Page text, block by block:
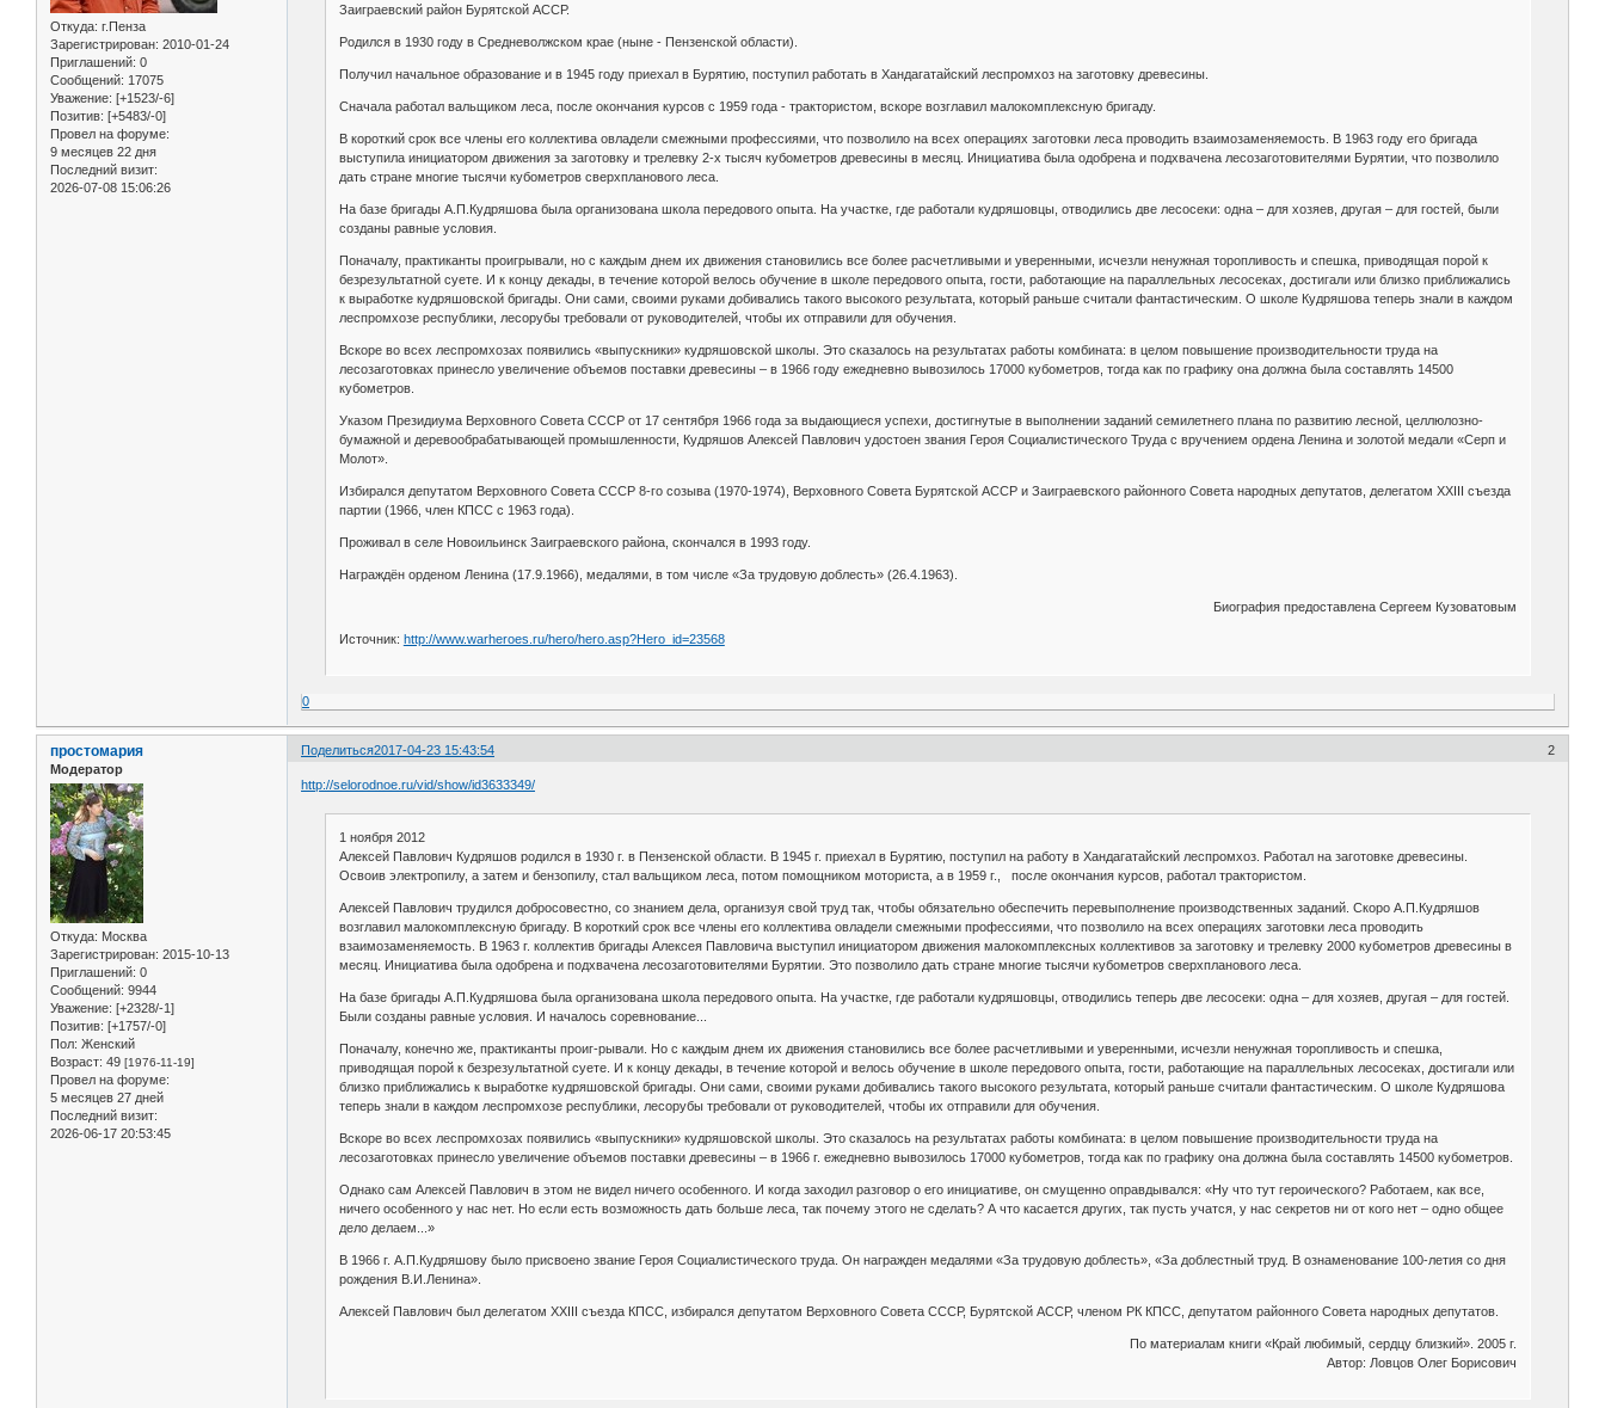
Откуда: г.Пенза
Зарегистрирован: 2010-01-24
Приглашений: 0
Сообщений: 17075
Уважение: [+1523/-6]
Позитив: [+5483/-0]
Провел на форуме:
9 месяцев 22 дня
Последний визит:
2026-07-08 15:06:26
Заиграевский район Бурятской АССР.
Родился в 1930 году в Средневолжском крае (ныне - Пензенской области).
Получил начальное образование и в 1945 году приехал в Бурятию, поступил работать в Хандагатайский леспромхоз на заготовку древесины.
Сначала работал вальщиком леса, после окончания курсов с 1959 года - трактористом, вскоре возглавил малокомплексную бригаду.
В короткий срок все члены его коллектива овладели смежными профессиями, что позволило на всех операциях заготовки леса проводить взаимозаменяемость. В 1963 году его бригада
выступила инициатором движения за заготовку и трелевку 2-х тысяч кубометров древесины в месяц. Инициатива была одобрена и подхвачена лесозаготовителями Бурятии, что позволило
дать стране многие тысячи кубометров сверхпланового леса.
На базе бригады А.П.Кудряшова была организована школа передового опыта. На участке, где работали кудряшовцы, отводились две лесосеки: одна – для хозяев, другая – для гостей, были
созданы равные условия.
Поначалу, практиканты проигрывали, но с каждым днем их движения становились все более расчетливыми и уверенными, исчезли ненужная торопливость и спешка, приводящая порой к
безрезультатной суете. И к концу декады, в течение которой велось обучение в школе передового опыта, гости, работающие на параллельных лесосеках, достигали или близко приближались
к выработке кудряшовской бригады. Они сами, своими руками добивались такого высокого результата, который раньше считали фантастическим. О школе Кудряшова теперь знали в каждом
леспромхозе республики, лесорубы требовали от руководителей, чтобы их отправили для обучения.
Вскоре во всех леспромхозах появились «выпускники» кудряшовской школы. Это сказалось на результатах работы комбината: в целом повышение производительности труда на
лесозаготовках принесло увеличение объемов поставки древесины – в 1966 году ежедневно вывозилось 17000 кубометров, тогда как по графику она должна была составлять 14500
кубометров.
Указом Президиума Верховного Совета СССР от 17 сентября 1966 года за выдающиеся успехи, достигнутые в выполнении заданий семилетнего плана по развитию лесной, целлюлозно-
бумажной и деревообрабатывающей промышленности, Кудряшов Алексей Павлович удостоен звания Героя Социалистического Труда с вручением ордена Ленина и золотой медали «Серп и
Молот».
Избирался депутатом Верховного Совета СССР 8-го созыва (1970-1974), Верховного Совета Бурятской АССР и Заиграевского районного Совета народных депутатов, делегатом ХХIII съезда
партии (1966, член КПСС с 1963 года).
Проживал в селе Новоильинск Заиграевского района, скончался в 1993 году.
Награждён орденом Ленина (17.9.1966), медалями, в том числе «За трудовую доблесть» (26.4.1963).
Биография предоставлена Сергеем Кузоватовым
Источник: http://www.warheroes.ru/hero/hero.asp?Hero_id=23568
0
Поделиться 2
2017-04-23 15:43:54
простомария
Модератор
Откуда: Москва
Зарегистрирован: 2015-10-13
Приглашений: 0
Сообщений: 9944
Уважение: [+2328/-1]
Позитив: [+1757/-0]
Пол: Женский
Возраст: 49 [1976-11-19]
Провел на форуме:
5 месяцев 27 дней
Последний визит:
2026-06-17 20:53:45
http://selorodnoe.ru/vid/show/id3633349/
1 ноября 2012
Алексей Павлович Кудряшов родился в 1930 г. в Пензенской области. В 1945 г. приехал в Бурятию, поступил на работу в Хандагатайский леспромхоз. Работал на заготовке древесины.
Освоив электропилу, а затем и бензопилу, стал вальщиком леса, потом помощником моториста, а в 1959 г., после окончания курсов, работал трактористом.
Алексей Павлович трудился добросовестно, со знанием дела, организуя свой труд так, чтобы обязательно обеспечить перевыполнение производственных заданий. Скоро А.П.Кудряшов
возглавил малокомплексную бригаду. В короткий срок все члены его коллектива овладели смежными профессиями, что позволило на всех операциях заготовки леса проводить
взаимозаменяемость. В 1963 г. коллектив бригады Алексея Павловича выступил инициатором движения малокомплексных коллективов за заготовку и трелевку 2000 кубометров древесины в
месяц. Инициатива была одобрена и подхвачена лесозаготовителями Бурятии. Это позволило дать стране многие тысячи кубометров сверхпланового леса.
На базе бригады А.П.Кудряшова была организована школа передового опыта. На участке, где работали кудряшовцы, отводились теперь две лесосеки: одна – для хозяев, другая – для гостей.
Были созданы равные условия. И началось соревнование...
Поначалу, конечно же, практиканты проиг-рывали. Но с каждым днем их движения становились все более расчетливыми и уверенными, исчезли ненужная торопливость и спешка,
приводящая порой к безрезультатной суете. И к концу декады, в течение которой и велось обучение в школе передового опыта, гости, работающие на параллельных лесосеках, достигали или
близко приближались к выработке кудряшовской бригады. Они сами, своими руками добивались такого высокого результата, который раньше считали фантастическим. О школе Кудряшова
теперь знали в каждом леспромхозе республики, лесорубы требовали от руководителей, чтобы их отправили для обучения.
Вскоре во всех леспромхозах появились «выпускники» кудряшовской школы. Это сказалось на результатах работы комбината: в целом повышение производительности труда на
лесозаготовках принесло увеличение объемов поставки древесины – в 1966 г. ежедневно вывозилось 17000 кубометров, тогда как по графику она должна была составлять 14500 кубометров.
Однако сам Алексей Павлович в этом не видел ничего особенного. И когда заходил разговор о его инициативе, он смущенно оправдывался: «Ну что тут героического? Работаем, как все,
ничего особенного у нас нет. Но если есть возможность дать больше леса, так почему этого не сделать? А что касается других, так пусть учатся, у нас секретов ни от кого нет – одно общее
дело делаем...»
В 1966 г. А.П.Кудряшову было присвоено звание Героя Социалистического труда. Он награжден медалями «За трудовую доблесть», «За доблестный труд. В ознаменование 100-летия со дня
рождения В.И.Ленина».
Алексей Павлович был делегатом ХХIII съезда КПСС, избирался депутатом Верховного Совета СССР, Бурятской АССР, членом РК КПСС, депутатом районного Совета народных депутатов.
По материалам книги «Край любимый, сердцу близкий». 2005 г.
Автор: Ловцов Олег Борисович